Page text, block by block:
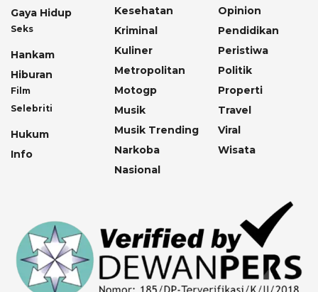
Gaya Hidup
Seks
Hankam
Hiburan
Film
Selebriti
Hukum
Info
Kesehatan
Kriminal
Kuliner
Metropolitan
Motogp
Musik
Musik Trending
Narkoba
Nasional
Opinion
Pendidikan
Peristiwa
Politik
Properti
Travel
Viral
Wisata